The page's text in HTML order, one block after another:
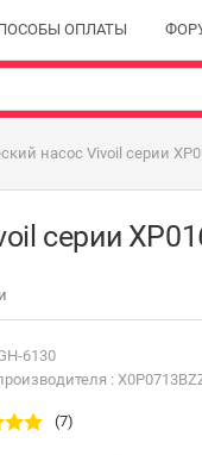
ОПЛАТЫ
насос Vivoil серии
серии
6130
:
(7)